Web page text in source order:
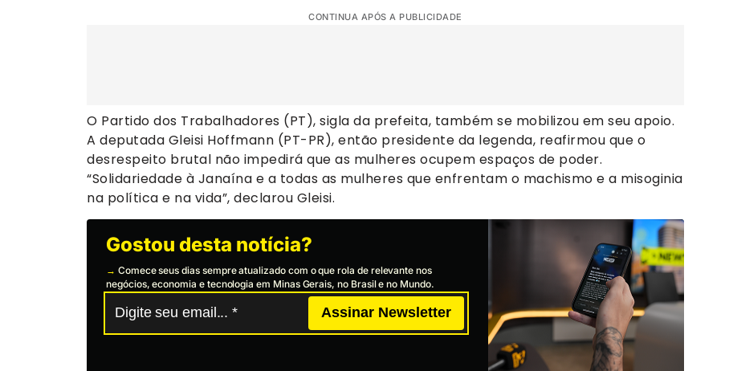
CONTINUA APÓS A PUBLICIDADE
O Partido dos Trabalhadores (PT), sigla da prefeita, também se mobilizou em seu apoio.
A deputada Gleisi Hoffmann (PT-PR), então presidente da legenda, reafirmou que o
desrespeito brutal não impedirá que as mulheres ocupem espaços de poder.
“Solidariedade à Janaína e a todas as mulheres que enfrentam o machismo e a misoginia
na política e na vida”, declarou Gleisi.
Gostou desta notícia?
→ Comece seus dias sempre atualizado com o que rola de relevante nos
negócios, economia e tecnologia em Minas Gerais, no Brasil e no Mundo.
Assinar Newsletter